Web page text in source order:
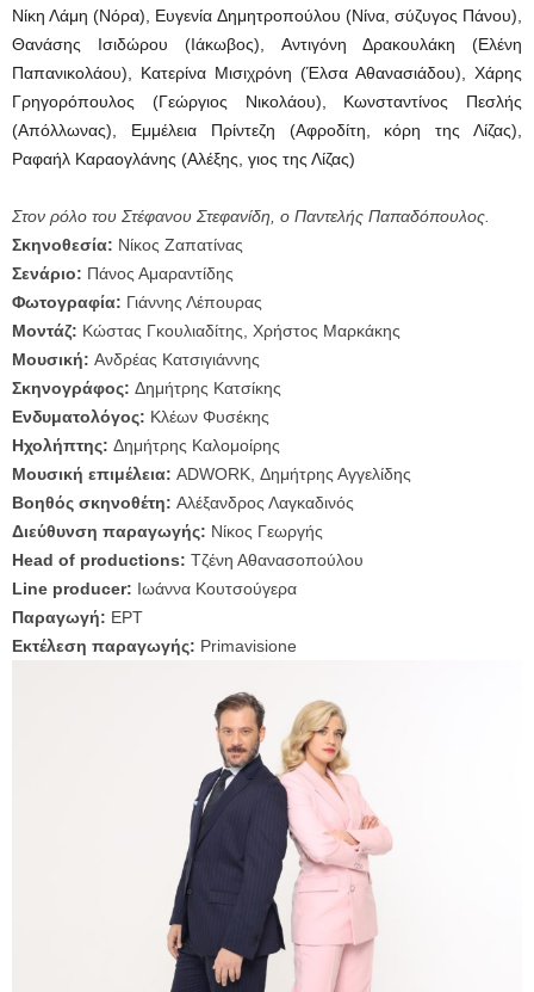
Νίκη Λάμη (Νόρα), Ευγενία Δημητροπούλου (Νίνα, σύζυγος Πάνου),
Θανάσης Ισιδώρου (Ιάκωβος), Αντιγόνη Δρακουλάκη (Ελένη
Παπανικολάου), Κατερίνα Μισιχρόνη (Έλσα Αθανασιάδου), Χάρης
Γρηγορόπουλος (Γεώργιος Νικολάου), Κωνσταντίνος Πεσλής
(Απόλλωνας), Εμμέλεια Πρίντεζη (Αφροδίτη, κόρη της Λίζας),
Ραφαήλ Καραογλάνης (Αλέξης, γιος της Λίζας)
Στον ρόλο του Στέφανου Στεφανίδη, ο Παντελής Παπαδόπουλος.
Σκηνοθεσία: Νίκος Ζαπατίνας
Σενάριο: Πάνος Αμαραντίδης
Φωτογραφία: Γιάννης Λέπουρας
Μοντάζ: Κώστας Γκουλιαδίτης, Χρήστος Μαρκάκης
Μουσική: Ανδρέας Κατσιγιάννης
Σκηνογράφος: Δημήτρης Κατσίκης
Ενδυματολόγος: Κλέων Φυσέκης
Ηχολήπτης: Δημήτρης Καλομοίρης
Μουσική επιμέλεια: ADWORK, Δημήτρης Αγγελίδης
Βοηθός σκηνοθέτη: Αλέξανδρος Λαγκαδινός
Διεύθυνση παραγωγής: Νίκος Γεωργής
Head of productions: Τζένη Αθανασοπούλου
Line producer: Ιωάννα Κουτσούγερα
Παραγωγή: ΕΡΤ
Εκτέλεση παραγωγής: Primavisione